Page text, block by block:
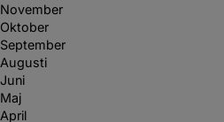
November
Oktober
September
Augusti
Juni
Maj
April